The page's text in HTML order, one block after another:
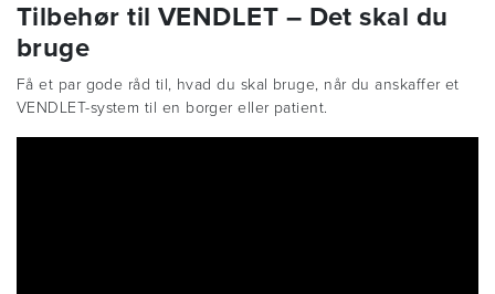
Tilbehør til VENDLET – Det skal du
bruge
Få et par gode råd til, hvad du skal bruge, når du anskaffer et
VENDLET-system til en borger eller patient.